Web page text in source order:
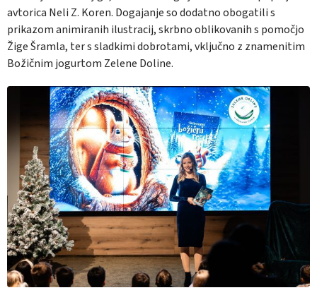
avtorica Neli Z. Koren. Dogajanje so dodatno obogatili s
prikazom animiranih ilustracij, skrbno oblikovanih s pomočjo
Žige Šramla, ter s sladkimi dobrotami, vključno z znamenitim
Božičnim jogurtom Zelene Doline.